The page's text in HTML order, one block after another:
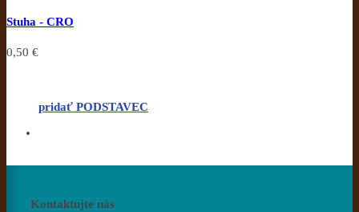
Stuha - CRO
0,50 €
pridať PODSTAVEC
Kontaktujte nás